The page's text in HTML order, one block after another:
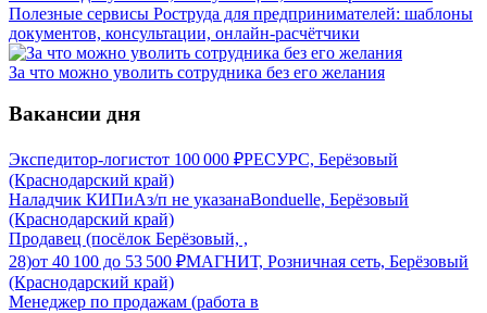
Полезные сервисы Роструда для предпринимателей: шаблоны
документов, консультации, онлайн-расчётчики
За что можно уволить сотрудника без его желания
Вакансии дня
Экспедитор-логистот 100 000 ₽РЕСУРС, Берёзовый
(Краснодарский край)
Наладчик КИПиАз/п не указанаBonduelle, Берёзовый
(Краснодарский край)
Продавец (посёлок Берёзовый, ,
28)от 40 100 до 53 500 ₽МАГНИТ, Розничная сеть, Берёзовый
(Краснодарский край)
Менеджер по продажам (работа в